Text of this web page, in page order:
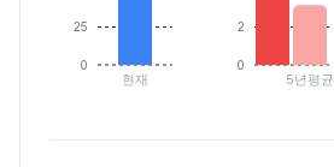
현재
0
25
5년평균
0
2